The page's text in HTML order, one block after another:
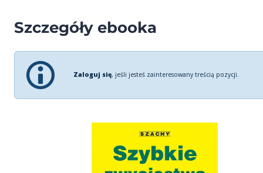
Szczegóły ebooka
Zaloguj się, jeśli jesteś zainteresowany treścią pozycji.